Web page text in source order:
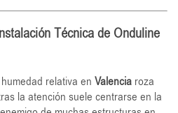
Técnica de Onduline
relativa en Valencia roza
la atención suele centrarse en la